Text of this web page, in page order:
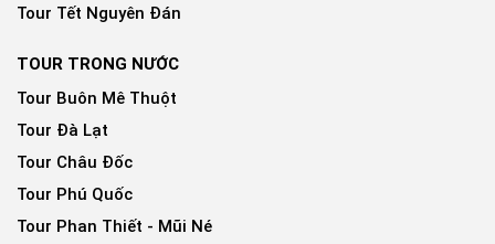
Tour Tết Nguyên Đán
TOUR TRONG NƯỚC
Tour Buôn Mê Thuột
Tour Đà Lạt
Tour Châu Đốc
Tour Phú Quốc
Tour Phan Thiết - Mũi Né